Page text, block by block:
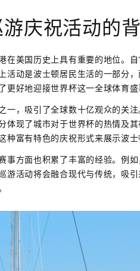
庆祝活动的
在美国历史上具有重要的地位。
活动是波士顿居民生活的一部分
好地迎接世界杯这一全球体育盛
一，吸引了全球数十亿观众的关
体现了城市对于世界杯的热情及
种富有特色的庆祝形式来展示波士
事方面也积累了丰富的经验。例
游活动将会融合现代与传统，吸